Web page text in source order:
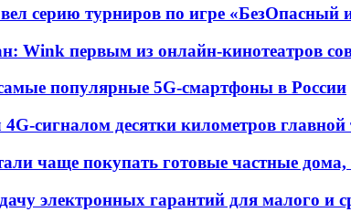
серию турниров по игре «БезОпасный
Wink первым из онлайн-кинотеатров
популярные 5G-смартфоны в России
сигналом десятки километров
чаще покупать готовые частные дома,
электронных гарантий для малого и